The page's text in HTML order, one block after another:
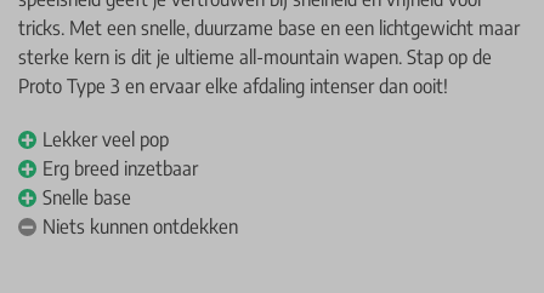
tricks. Met een snelle, duurzame base en een lichtgewicht maar
sterke kern is dit je ultieme all-mountain wapen. Stap op de
Proto Type 3 en ervaar elke afdaling intenser dan ooit!
Lekker veel pop
Erg breed inzetbaar
Snelle base
Niets kunnen ontdekken